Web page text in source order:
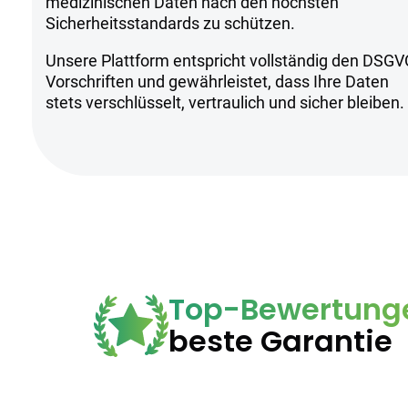
Kühl und trocken lagern
Nur für erfahrene Anwender geeignet
Anwendung unter ärztlicher
Sicherheitsstandards zu schützen.
Unsere Plattform entspricht vollständig den
Vorschriften und gewährleistet, dass Ihre Daten
stets verschlüsselt, vertraulich und sicher bleiben.
Top-
beste Garantie